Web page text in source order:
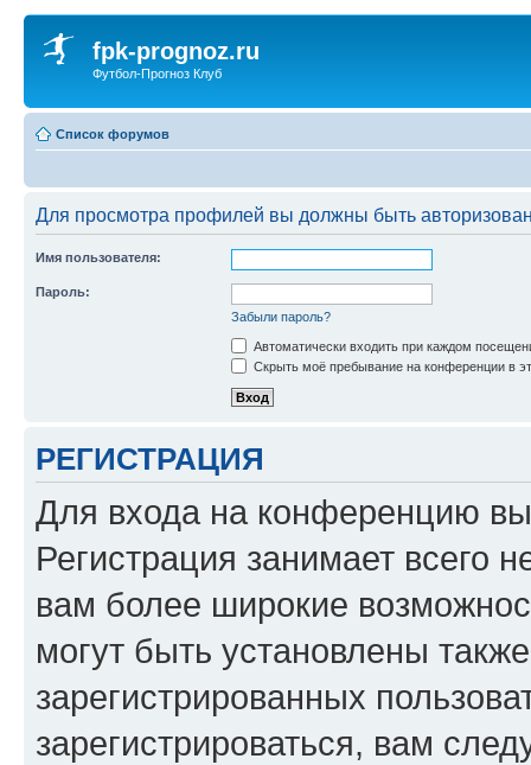
fpk-prognoz.ru
Футбол-Прогноз Клуб
Список форумов
Для просмотра профилей вы должны быть
Имя пользователя:
Пароль:
Забыли пароль?
Автоматически входить при каждом
Скрыть моё пребывание на конференции в
РЕГИСТРАЦИЯ
Для входа на конференцию
Регистрация занимает всего
вам более широкие
могут быть установлены
зарегистрированных
зарегистрироваться, вам